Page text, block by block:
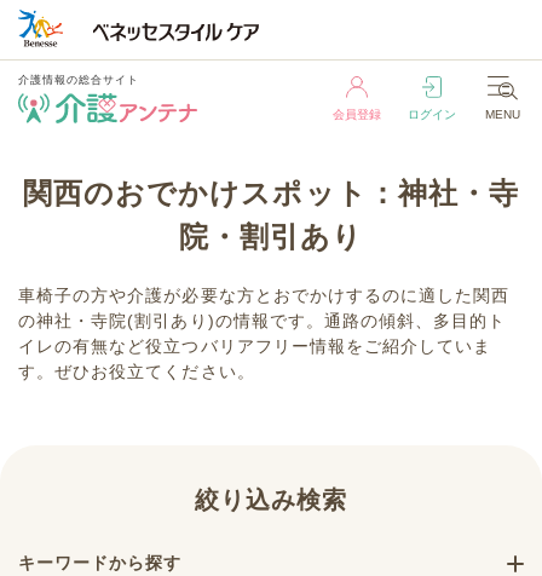
介護情報の総合サイト
会員登録 ログイン MENU
会員登録 ログイン MENU
関西のおでかけスポット：神社・寺
院・割引あり
車椅子の方や介護が必要な方とおでかけするのに適した関西
の神社・寺院(割引あり)の情報です。通路の傾斜、多目的ト
イレの有無など役立つバリアフリー情報をご紹介していま
す。ぜひお役立てください。
絞り込み検索
キーワードから探す